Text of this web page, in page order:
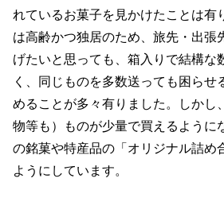
れているお菓子を見かけたことは有
は高齢かつ独居のため、旅先・出張
げたいと思っても、箱入りで結構な
く、同じものを多数送っても困らせ
めることが多々有りました。しかし
物等も）ものが少量で買えるように
の銘菓や特産品の「オリジナル詰め
ようにしています。